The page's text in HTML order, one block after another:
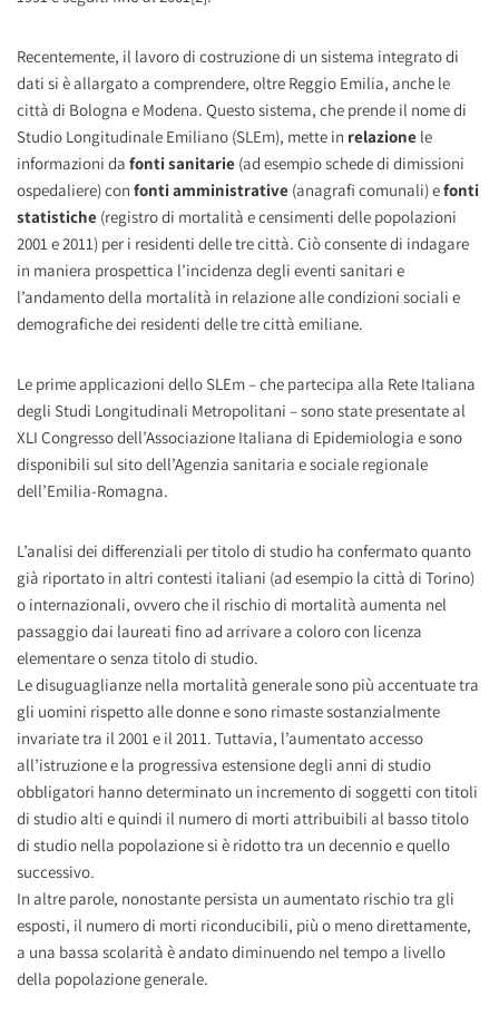
Recentemente, il lavoro di costruzione di un sistema integrato di
dati si è allargato a comprendere, oltre Reggio Emilia, anche le
città di Bologna e Modena. Questo sistema, che prende il nome di
Studio Longitudinale Emiliano (SLEm), mette in relazione le
informazioni da fonti sanitarie (ad esempio schede di dimissioni
ospedaliere) con fonti amministrative (anagrafi comunali) efonti
statistiche (registro di mortalità e censimenti delle popolazioni
2001 e 2011) per i residenti delle tre città. Ciò consente di indagare
in maniera prospettica l’incidenza degli eventi sanitari e
l’andamento della mortalità in relazione alle condizioni sociali e
demografiche dei residenti delle tre città emiliane.
Le prime applicazioni dello SLEm – che partecipa alla Rete Italiana
degli Studi Longitudinali Metropolitani – sono state presentate al
XLI Congresso dell’Associazione Italiana di Epidemiologia e sono
disponibili sul sito dell’Agenzia sanitaria e sociale regionale
dell’Emilia-Romagna.
L’analisi dei differenziali per titolo di studio ha confermato quanto
già riportato in altri contesti italiani (ad esempio la città di Torino)
o internazionali, ovvero che il rischio di mortalità aumenta nel
passaggio dai laureati fino ad arrivare a coloro con licenza
elementare o senza titolo di studio.
Le disuguaglianze nella mortalità generale sono più accentuate tra
gli uomini rispetto alle donne e sono rimaste sostanzialmente
invariate tra il 2001 e il 2011. Tuttavia, l’aumentato accesso
all’istruzione e la progressiva estensione degli anni di studio
obbligatori hanno determinato un incremento di soggetti con titoli
di studio alti e quindi il numero di morti attribuibili al basso titolo
di studio nella popolazione si è ridotto tra un decennio e quello
successivo.
In altre parole, nonostante persista un aumentato rischio tra gli
esposti, il numero di morti riconducibili, più o meno direttamente,
a una bassa scolarità è andato diminuendo nel tempo a livello
della popolazione generale.